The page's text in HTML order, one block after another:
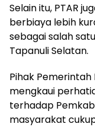
Selain itu, PTAR
berbiaya lebih
sebagai salah
Tapanuli Selatan.
Pihak
mengkaui
terhadap
masyarakat